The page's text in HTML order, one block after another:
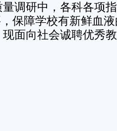
调研中，各科各项
障学校有新鲜血液
面向社会诚聘优秀